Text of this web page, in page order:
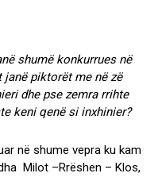
shumë konkurrues në
janë piktorët me në zë
dhe pse zemra rrihte
keni qenë si inxhinier?
në shume vepra ku kam
Milot –Rrëshen – Klos,